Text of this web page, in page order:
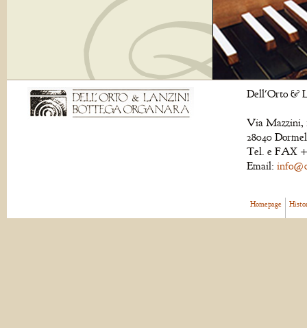
Dell'Orto &
Via Mazzini,
28040
Tel. e FAX
Email:
Homepage